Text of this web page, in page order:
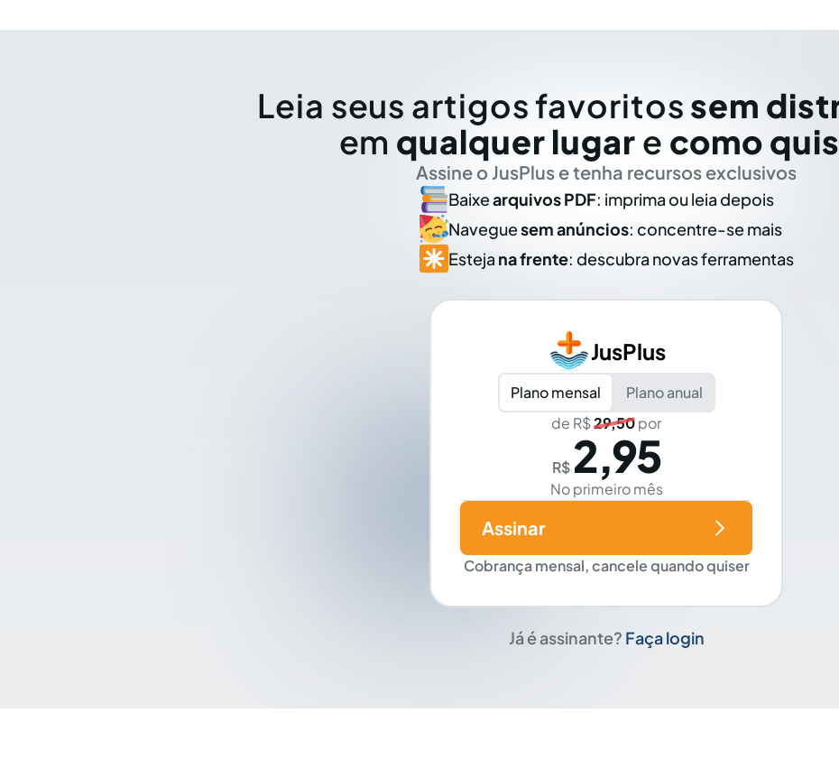
Leia seus artigos favoritos sem
em qualquer lugar e como
Assine o JusPlus e tenha recursos exclusivos
Baixearquivos PDF: imprima ou leia depois
Naveguesem anúncios: concentre-se mais
Esteja na frente: descubra novas ferramentas
JusPlus
Plano mensal
Plano anual
de R$29,50por
R$ 2,95
No primeiro mês
Cobrança mensal, cancele quando quiser
Assinar
Já é assinante? Faça login